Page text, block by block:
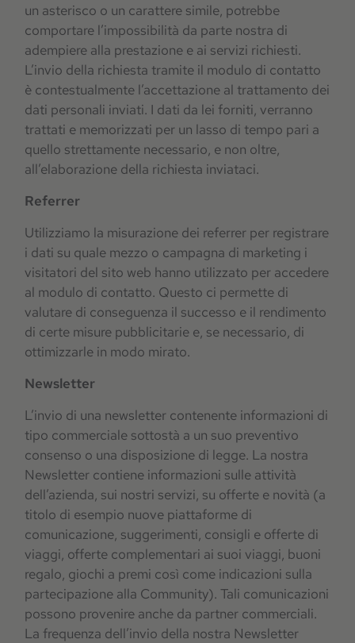
un asterisco o un carattere simile, potrebbe
comportare l’impossibilità da parte nostra di
adempiere alla prestazione e ai servizi richiesti.
L’invio della richiesta tramite il modulo di contatto
è contestualmente l’accettazione al trattamento dei
dati personali inviati. I dati da lei forniti, verranno
trattati e memorizzati per un lasso di tempo pari a
quello strettamente necessario, e non oltre,
all’elaborazione della richiesta inviataci.
Referrer
Utilizziamo la misurazione dei referrer per registrare
i dati su quale mezzo o campagna di marketing i
visitatori del sito web hanno utilizzato per accedere
al modulo di contatto. Questo ci permette di
valutare di conseguenza il successo e il rendimento
di certe misure pubblicitarie e, se necessario, di
ottimizzarle in modo mirato.
Newsletter
L’invio di una newsletter contenente informazioni di
tipo commerciale sottostà a un suo preventivo
consenso o una disposizione di legge. La nostra
Newsletter contiene informazioni sulle attività
dell’azienda, sui nostri servizi, su offerte e novità (a
titolo di esempio nuove piattaforme di
comunicazione, suggerimenti, consigli e offerte di
viaggi, offerte complementari ai suoi viaggi, buoni
regalo, giochi a premi così come indicazioni sulla
partecipazione alla Community). Tali comunicazioni
possono provenire anche da partner commerciali.
La frequenza dell’invio della nostra Newsletter